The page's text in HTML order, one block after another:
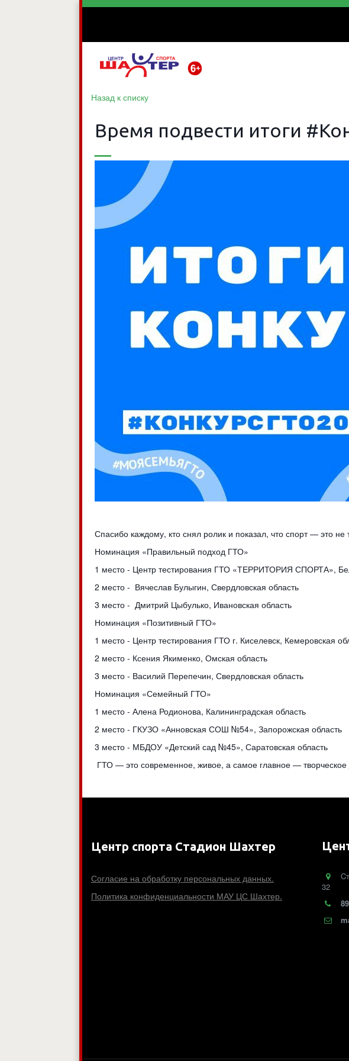
Назад к списку
Время подвести итоги
Спасибо каждому, кто снял ролик и показал, что спорт — это
Номинация «Правильный подход ГТО»
1 место - Центр тестирования ГТО «ТЕРРИТОРИЯ СПОРТА»,
2 место - Вячеслав Булыгин, Свердловская область
3 место - Дмитрий Цыбулько, Ивановская область
Номинация «Позитивный ГТО»
1 место - Центр тестирования ГТО г. Киселевск, Кемеровская
2 место - Ксения Якименко, Омская область
3 место - Василий Перепечин, Свердловская область
Номинация «Семейный ГТО»
1 место - Алена Родионова, Калининградская область
2 место - ГКУЗО «Анновская СОШ №54», Запорожская область
3 место - МБДОУ «Детский сад №45», Саратовская область
ГТО — это современное, живое, а самое главное —
Центр спорта Стадион Шахтер
Согласие на обработку персональных данных.
Политика конфиденциальности МАУ ЦС Шахтер.
32